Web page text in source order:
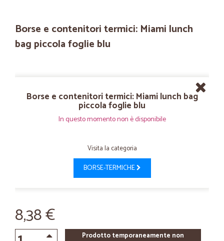
Borse e contenitori termici: Miami lunch
bag piccola foglie blu
Borse e contenitori termici: Miami lunch bag
piccola foglie blu
In questo momento non è disponibile
Visita la categoria
BORSE-TERMICHE
8,38 €
Prodotto temporaneamente non